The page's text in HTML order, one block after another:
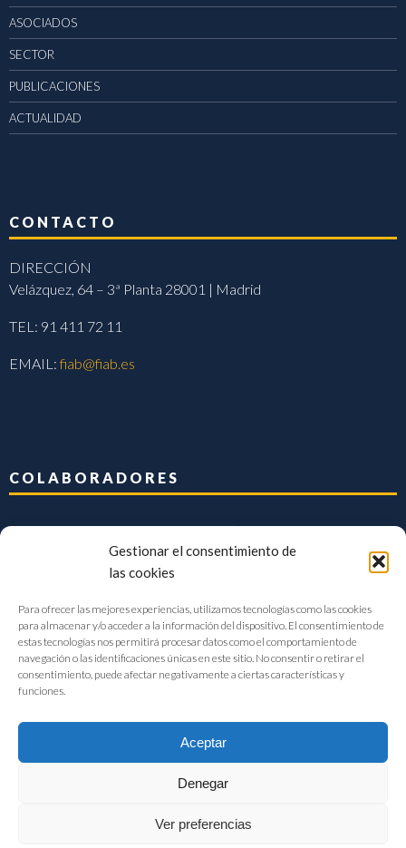
Gestionar el consentimiento de
las cookies
Para ofrecer las mejores experiencias, utilizamos tecnologías como las cookies
para almacenar y/o acceder a la información del dispositivo. El consentimiento de
estas tecnologías nos permitirá procesar datos como el comportamiento de
navegación o las identificaciones únicas en este sitio. No consentir o retirar el
consentimiento, puede afectar negativamente a ciertas características y
funciones.
Aceptar
Denegar
Ver preferencias
ASOCIADOS
SECTOR
PUBLICACIONES
ACTUALIDAD
CONTACTO
DIRECCIÓN
Velázquez, 64 – 3ª Planta 28001 | Madrid
TEL: 91 411 72 11
EMAIL:fiab@fiab.es
COLABORADORES
FIAB Federación Española de Industrias de la Alimentación y Bebidas